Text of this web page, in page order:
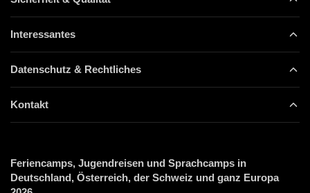
Interessantes
Datenschutz & Rechtliches
Kontakt
Feriencamps, Jugendreisen und Sprachcamps in
Deutschland, Österreich, der Schweiz und ganz Europa